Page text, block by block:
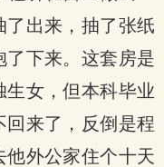
出来，抽了张纸
了下来。这套房是
女，但本科毕业
回来了，反倒是程
他外公家住个十天